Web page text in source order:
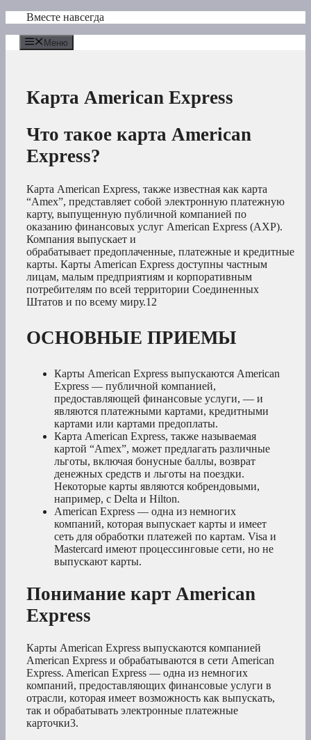
Перейти
содержимому
Вместе навсегда
Меню
Карта American Express
Что такое карта American
Express?
Карта American Express, также известная как карта
“Amex”, представляет собой электронную платежную
карту, выпущенную публичной компанией по
оказанию финансовых услуг American Express (AXP).
Компания выпускает и
обрабатывает предоплаченные, платежные и кредитные
карты. Карты American Express доступны частным
лицам, малым предприятиям и корпоративным
потребителям по всей территории Соединенных
Штатов и по всему миру.1 2
ОСНОВНЫЕ ПРИЕМЫ
Карты American Express выпускаются American
Express — публичной компанией,
предоставляющей финансовые услуги, — и
являются платежными картами, кредитными
картами или картами предоплаты.
Карта American Express, также называемая
картой “Amex”, может предлагать различные
льготы, включая бонусные баллы, возврат
денежных средств и льготы на поездки.
Некоторые карты являются кобрендовыми,
например, с Delta и Hilton.
American Express — одна из немногих
компаний, которая выпускает карты и имеет
сеть для обработки платежей по картам. Visa и
Mastercard имеют процессинговые сети, но не
выпускают карты.
Понимание карт American
Express
Карты American Express выпускаются компанией
American Express и обрабатываются в сети American
Express. American Express — одна из немногих
компаний, предоставляющих финансовые услуги в
отрасли, которая имеет возможность как выпускать,
так и обрабатывать электронные платежные
карточки3.